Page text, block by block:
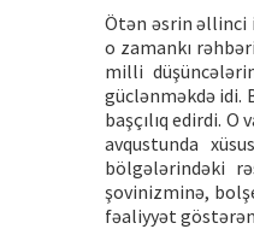
Ötən əsrin əllinci
o zamankı
milli
güclənməkdə idi.
başçılıq edirdi.
avqustunda
bölgələrindəki
şovinizminə,
fəaliyyət